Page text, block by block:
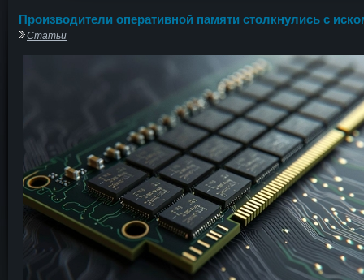
Производители оперативной памяти столкнулись с
Статьи